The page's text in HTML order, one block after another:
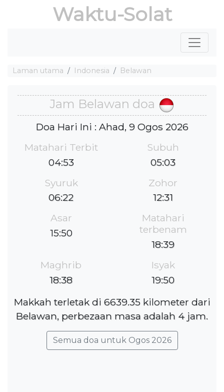
Waktu-Solat
Laman utama Indonesia Belawan
Jam Belawan doa
Doa Hari Ini : Ahad, 9 Ogos 2026
Matahari Terbit
04:53
Subuh
05:03
Syuruk
06:22
Zohor
12:31
Asar
15:50
Matahari
terbenam
18:39
Maghrib
18:38
Isyak
19:50
Makkah terletak di 6639.35 kilometer dari
Belawan, perbezaan masa adalah 4 jam.
Semua doa untuk Ogos 2026